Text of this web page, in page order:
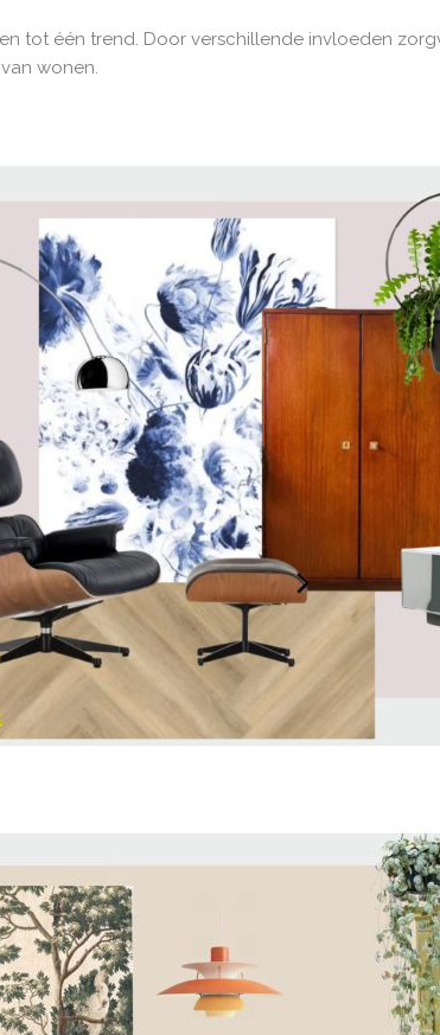
tot één trend. Door verschillende invloeden
wonen.